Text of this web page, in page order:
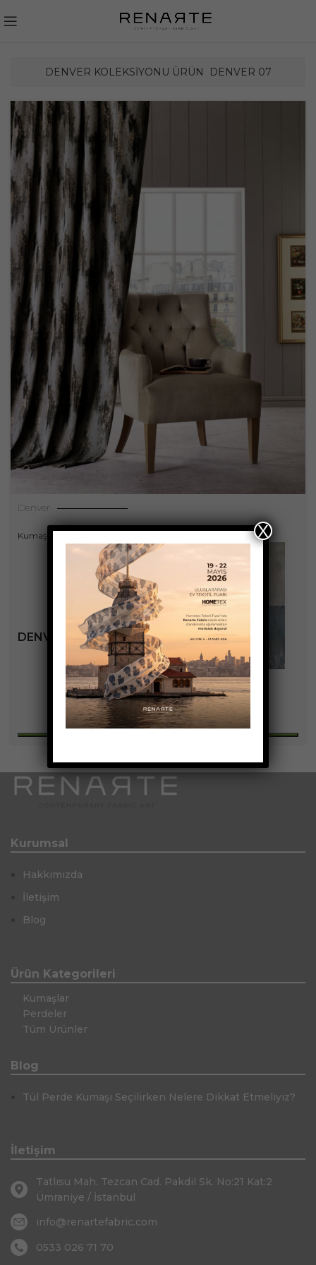
DENVER KOLEKSIYONU ÜRÜN DENVER 07
Denver
Kumaşlar
DENVER KOLEKSIYONU
+4
Kurumsal
Hakkımızda
İletişim
Blog
Ürün Kategorileri
Kumaşlar
Perdeler
Tüm Ürünler
Blog
Tül Perde Kumaşı Seçilirken Nelere Dikkat Etmeliyiz?
İletişim
Tatlısu Mah. Tezcan Cad. Pakdil Sk. No:21 Kat:2
Ümraniye / İstanbul
info@renartefabric.com
0533 026 71 70
X